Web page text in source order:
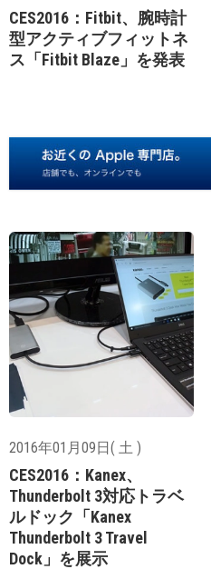
CES2016：Fitbit、腕時計
型アクティブフィットネ
ス「Fitbit Blaze」を発表
2016年01月09日( 土 )
CES2016：Kanex、
Thunderbolt 3対応トラベ
ルドック「Kanex
Thunderbolt 3 Travel
Dock」を展示